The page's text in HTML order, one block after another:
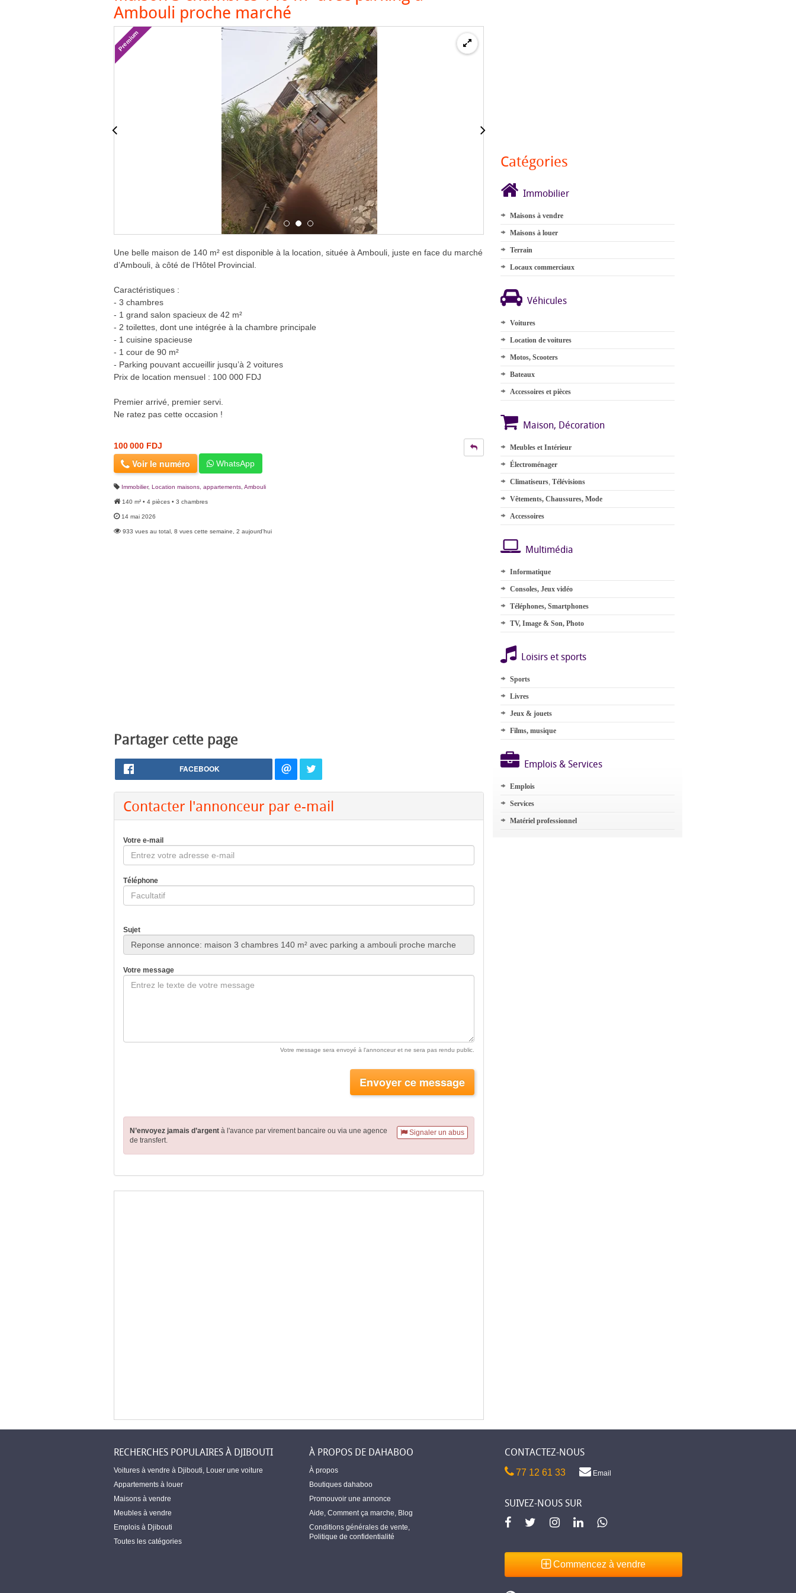
Ambouli proche marché
Premium
Une belle maison de 140 m² est disponible à la location, située à Ambouli, juste en face du marché
d’Ambouli, à côté de l’Hôtel Provincial.
Caractéristiques :
- 3 chambres
- 1 grand salon spacieux de 42 m²
- 2 toilettes, dont une intégrée à la chambre principale
- 1 cuisine spacieuse
- 1 cour de 90 m²
- Parking pouvant accueillir jusqu’à 2 voitures
Prix de location mensuel : 100 000 FDJ
Premier arrivé, premier servi.
Ne ratez pas cette occasion !
100 000 FDJ
Voir le numéro WhatsApp
Immobilier, Location maisons, appartements Ambouli
140 m² • 4 pièces • 3 chambres
14 mai 2026
933 vues au total, 8 vues cette semaine, 2 aujourd'hui
Partager cette page
FACEBOOK
Contacter l'annonceur par e-mail
Votre e-mail
Téléphone
Sujet
Votre message
Votre message sera envoyé à l'annonceur et ne sera pas rendu public.
Envoyer ce message
Signaler un abus
N’envoyez jamais d’argent à l'avance par virement bancaire ou via une agence
de transfert.
Catégories
Immobilier
Maisons à vendre
Maisons à louer
Terrain
Locaux commerciaux
Véhicules
Voitures
Location de voitures
Motos, Scooters
Bateaux
Accessoires et pièces
Maison, Décoration
Meubles et Intérieur
Électroménager
Climatiseurs, Télévisions
Vêtements, Chaussures, Mode
Accessoires
Multimédia
Informatique
Consoles, Jeux vidéo
Téléphones, Smartphones
TV, Image & Son, Photo
Loisirs et sports
Sports
Livres
Jeux & jouets
Films, musique
Emplois & Services
Emplois
Services
Matériel professionnel
RECHERCHES POPULAIRES À DJIBOUTI
Voitures à vendre à Djibouti Louer une voiture
Appartements à louer
Maisons à vendre
Meubles à vendre
Emplois à Djibouti
Toutes les catégories
À PROPOS DE DAHABOO
À propos
Boutiques dahaboo
Promouvoir une annonce
Aide Comment ça marche Blog
Conditions générales de vente
Politique de confidentialité
CONTACTEZ-NOUS
77 12 61 33 Email
SUIVEZ-NOUS SUR
Commencez à vendre